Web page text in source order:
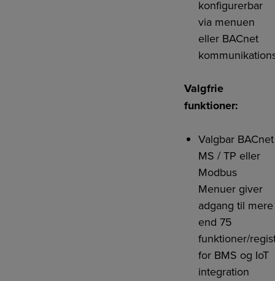
konfigurerbar
via menuen
eller BACnet
Valgfrie
funktioner:
Valgbar BACnet
MS / TP eller
Modbus
Menuer giver
adgang til mere
end 75
funktioner/
for BMS og IoT
integration